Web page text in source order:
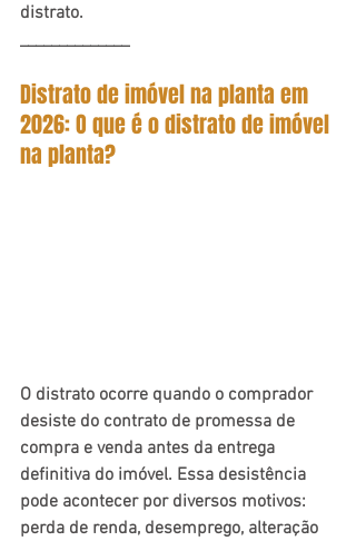
distrato.
______________
Distrato de imóvel na planta em
2026: O que é o distrato de imóvel
na planta?
O distrato ocorre quando o comprador
desiste do contrato de promessa de
compra e venda antes da entrega
definitiva do imóvel. Essa desistência
pode acontecer por diversos motivos:
perda de renda, desemprego, alteração